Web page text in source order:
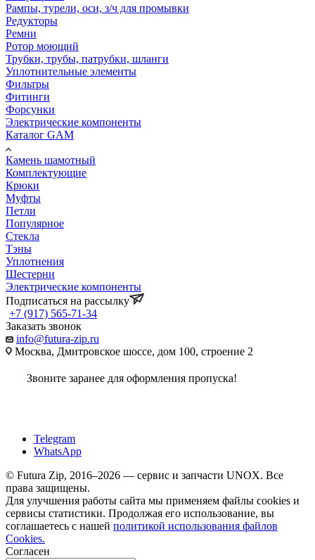
Рампы, турели, оси, з/ч для промывки
Редукторы
Ремни
Ротор моющий
Трубки, трубы, патрубки, шланги
Уплотнительные элементы
Фильтры
Фитинги
Форсунки
Электрические компоненты
Каталог GAM
Камень шамотный
Комплектующие
Крюки
Муфты
Петли
Популярное
Стекла
Тэны
Уплотнения
Шестерни
Электрические компоненты
Подписаться на рассылку
+7 (917) 565-71-34
Заказать звонок
info@futura-zip.ru
Москва, Дмитровское шоссе, дом 100, строение 2
Звоните заранее для оформления пропуска!
Telegram
WhatsApp
© Futura Zip, 2016–2026 — сервис и запчасти UNOX. Все
права защищены.
Для улучшения работы сайта мы применяем файлы cookies и
сервисы статистики. Продолжая его использование, вы
соглашаетесь с нашей политикой использования файлов
Cookies.
Согласен